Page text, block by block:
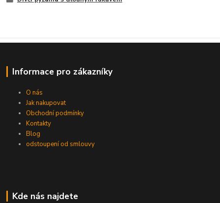
Informace pro zákazníky
O nás
Jak nakupovat
Obchodní podmínky
Kontakty
Blog
odstoupení od smlouvy
Kde nás najdete